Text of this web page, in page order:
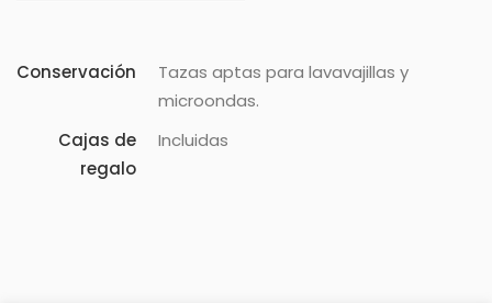
Conservación
Tazas aptas para lavavajillas y
microondas.
Cajas de
regalo
Incluidas